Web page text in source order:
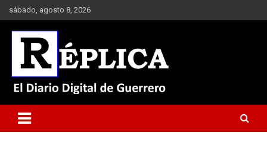
Saltar
al
contenido
sábado, agosto 8, 2026
Réplica